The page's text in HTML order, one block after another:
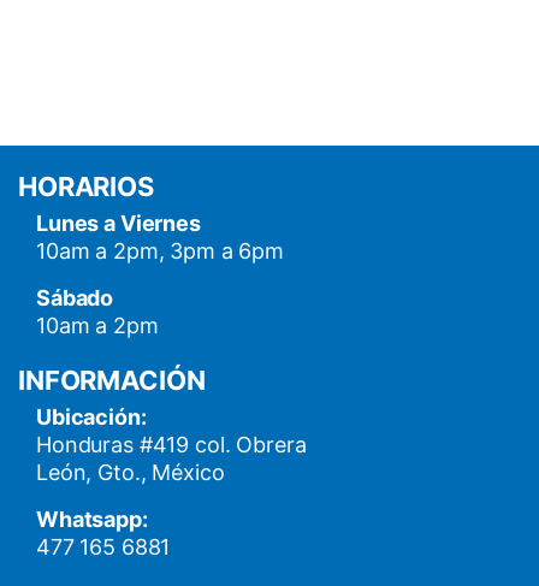
HORARIOS
Lunes a Viernes
10am a 2pm, 3pm a 6pm
Sábado
10am a 2pm
INFORMACIÓN
Ubicación:
Honduras #419 col. Obrera
León, Gto., México
Whatsapp:
477 165 6881